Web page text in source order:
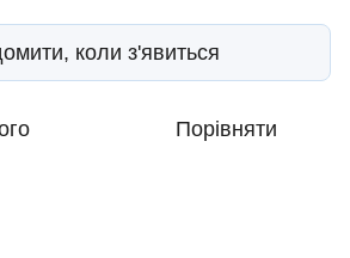
коли з'явиться
Порівняти